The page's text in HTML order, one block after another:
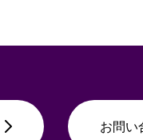
お問い